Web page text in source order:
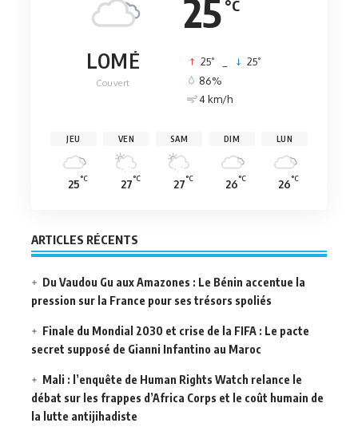
25 °C
LOMÉ
Couvert
25° 25°
86%
4 km/h
JEU
25°C
VEN
27°C
SAM
27°C
DIM
26°C
LUN
26°C
ARTICLES RÉCENTS
Du Vaudou Gu aux Amazones : Le Bénin accentue la
pression sur la France pour ses trésors spoliés
Finale du Mondial 2030 et crise de la FIFA : Le pacte
secret supposé de Gianni Infantino au Maroc
Mali : l’enquête de Human Rights Watch relance le
débat sur les frappes d’Africa Corps et le coût humain de
la lutte antijihadiste